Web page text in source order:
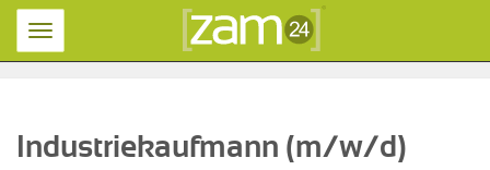
Toggle
navigation
Industriekaufmann (m/w/d)